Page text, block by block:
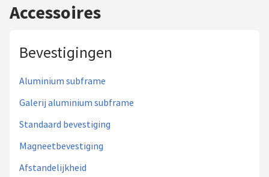
Accessoires
Bevestigingen
Aluminium subframe
Galerij aluminium subframe
Standaard bevestiging
Magneetbevestiging
Afstandelijkheid